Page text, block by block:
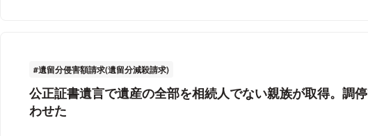
遺留分侵害額請求(遺留分減殺請求)
公正証書遺言で遺産の全部を相続人でない親族が取得。調
わせた